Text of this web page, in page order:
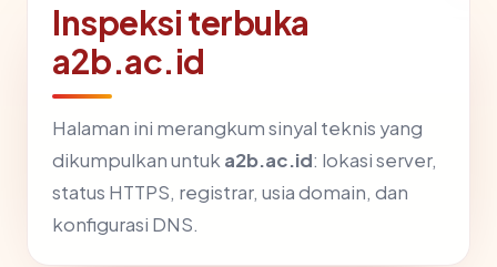
Inspeksi terbuka
a2b.ac.id
Halaman ini merangkum sinyal teknis yang
dikumpulkan untuk a2b.ac.id: lokasi server,
status HTTPS, registrar, usia domain, dan
konfigurasi DNS.